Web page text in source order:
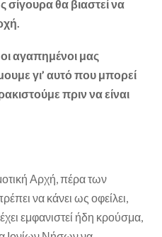
σίγουρα θα βιαστεί να
οι αγαπημένοι μας
γι’ αυτό που μπορεί
πριν να είναι
Αρχή, πέρα των
να κάνει ως οφείλει,
εμφανιστεί ήδη κρούσμα,